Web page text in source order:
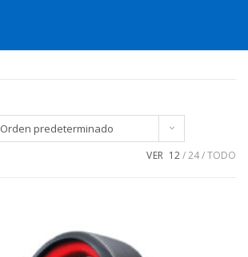
Orden predeterminado
VER 12 24 TODO